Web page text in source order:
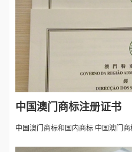
中国澳门商标注册证书
中国澳门商标和国内商标 中国澳门